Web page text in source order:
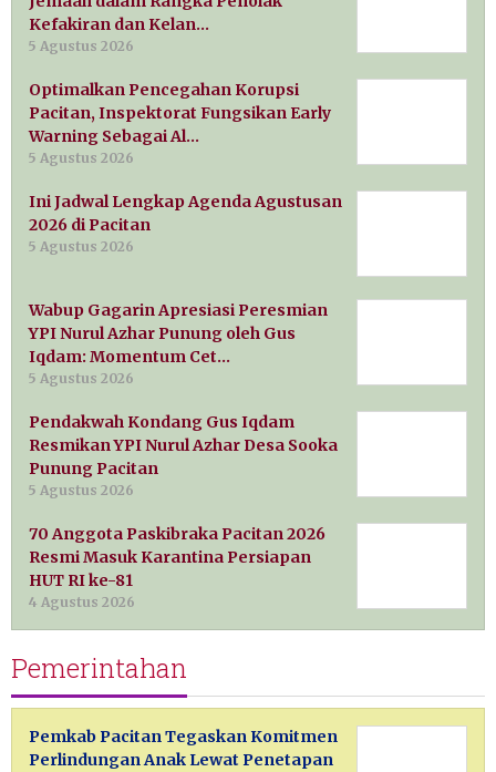
Kefakiran dan Kelan…
5 Agustus 2026
Optimalkan Pencegahan Korupsi
Pacitan, Inspektorat Fungsikan Early
Warning Sebagai Al…
5 Agustus 2026
Ini Jadwal Lengkap Agenda Agustusan
2026 di Pacitan
5 Agustus 2026
Wabup Gagarin Apresiasi Peresmian
YPI Nurul Azhar Punung oleh Gus
Iqdam: Momentum Cet…
5 Agustus 2026
Pendakwah Kondang Gus Iqdam
Resmikan YPI Nurul Azhar Desa Sooka
Punung Pacitan
5 Agustus 2026
70 Anggota Paskibraka Pacitan 2026
Resmi Masuk Karantina Persiapan
HUT RI ke-81
4 Agustus 2026
Pemerintahan
Pemkab Pacitan Tegaskan Komitmen
Perlindungan Anak Lewat Penetapan